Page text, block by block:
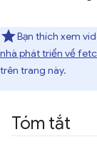
Bạn thích xem
nhà phát triển về
trên trang này.
Tóm tắt